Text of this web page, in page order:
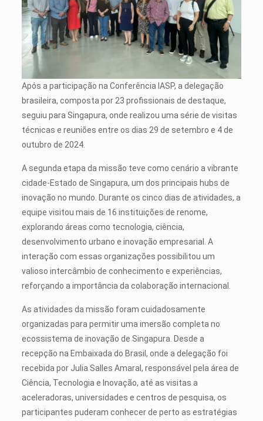
Após a participação na Conferência IASP, a delegação
brasileira, composta por 23 profissionais de destaque,
seguiu para Singapura, onde realizou uma série de visitas
técnicas e reuniões entre os dias 29 de setembro e 4 de
outubro de 2024.
A segunda etapa da missão teve como cenário a vibrante
cidade-Estado de Singapura, um dos principais hubs de
inovação no mundo. Durante os cinco dias de atividades, a
equipe visitou mais de 16 instituições de renome,
explorando áreas como tecnologia, ciência,
desenvolvimento urbano e inovação empresarial. A
interação com essas organizações possibilitou um
valioso intercâmbio de conhecimento e experiências,
reforçando a importância da colaboração internacional.
As atividades da missão foram cuidadosamente
organizadas para permitir uma imersão completa no
ecossistema de inovação de Singapura. Desde a
recepção na Embaixada do Brasil, onde a delegação foi
recebida por Julia Salles Amaral, responsável pela área de
Ciência, Tecnologia e Inovação, até as visitas a
aceleradoras, universidades e centros de pesquisa, os
participantes puderam conhecer de perto as estratégias